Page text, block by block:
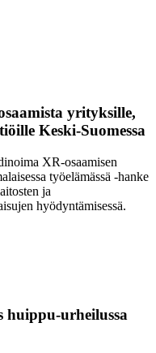
yrityksille,
Keski-Suomessa
XR-osaamisen
työelämässä -hanke
ja
hyödyntämisessä.
huippu-urheilussa